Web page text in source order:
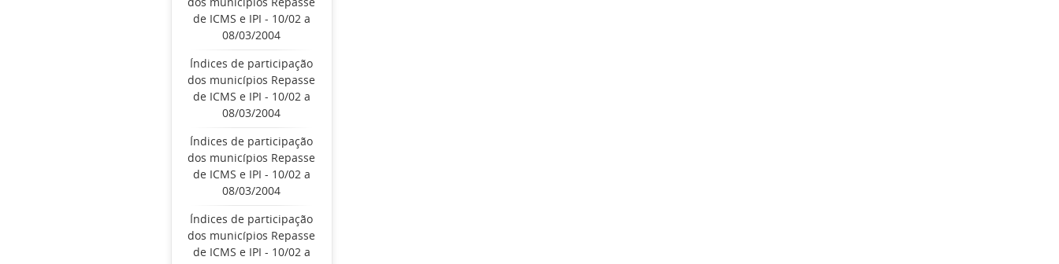
de ICMS e IPI - 10/02 a
08/03/2004
Índices de participação
dos municípios Repasse
de ICMS e IPI - 10/02 a
08/03/2004
Índices de participação
dos municípios Repasse
de ICMS e IPI - 10/02 a
08/03/2004
Índices de participação
dos municípios Repasse
de ICMS e IPI - 10/02 a